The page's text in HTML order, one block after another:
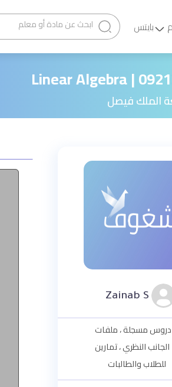
بايتس
Linear Algebra |
الملك فيصل
Zainab S
دروس مسجلة ، ملفات
الجانب النظري ، تمارين
للطلاب والطالبات